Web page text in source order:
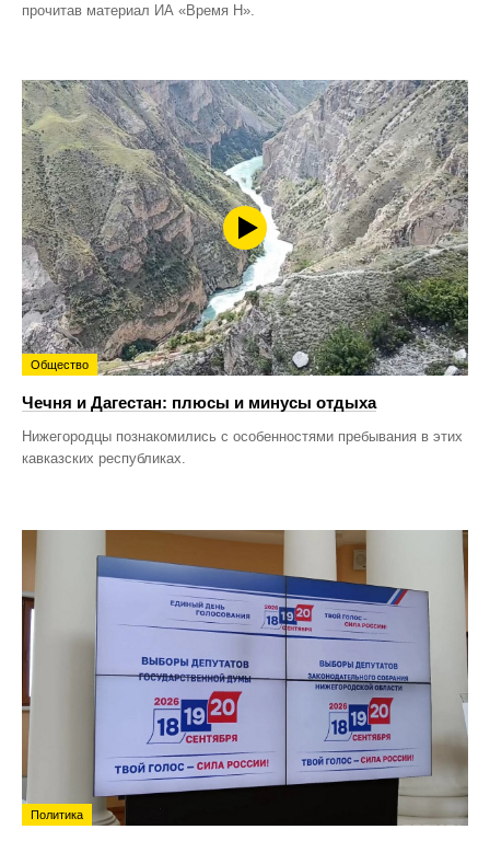
прочитав материал ИА «Время Н».
Общество
Чечня и Дагестан: плюсы и минусы отдыха
Нижегородцы познакомились с особенностями пребывания в этих
кавказских республиках.
Политика